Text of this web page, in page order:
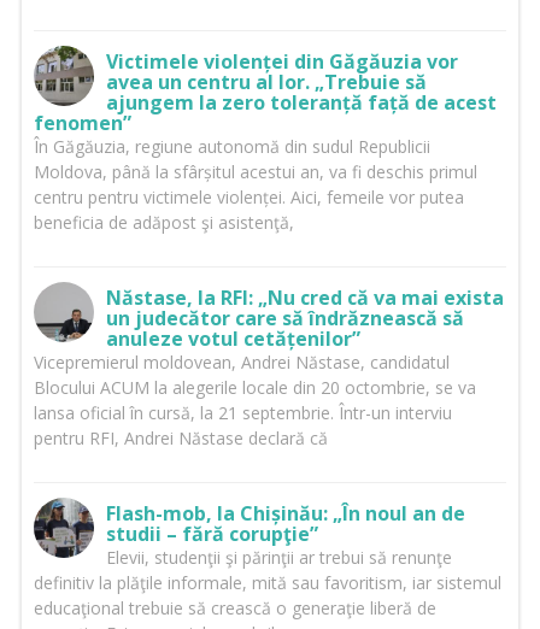
Victimele violenței din Găgăuzia vor
avea un centru al lor. „Trebuie să
ajungem la zero toleranță față de acest
fenomen”
În Găgăuzia, regiune autonomă din sudul Republicii
Moldova, până la sfârșitul acestui an, va fi deschis primul
centru pentru victimele violenței. Aici, femeile vor putea
beneficia de adăpost şi asistenţă,
Năstase, la RFI: „Nu cred că va mai exista
un judecător care să îndrăznească să
anuleze votul cetățenilor”
Vicepremierul moldovean, Andrei Năstase, candidatul
Blocului ACUM la alegerile locale din 20 octombrie, se va
lansa oficial în cursă, la 21 septembrie. Într-un interviu
pentru RFI, Andrei Năstase declară că
Flash-mob, la Chișinău: „În noul an de
studii – fără corupţie”
Elevii, studenţii şi părinţii ar trebui să renunţe
definitiv la plăţile informale, mită sau favoritism, iar sistemul
educaţional trebuie să crească o generaţie liberă de